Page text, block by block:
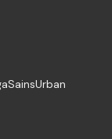
SainsUrban